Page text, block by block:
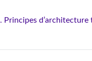
Principes d’architecture